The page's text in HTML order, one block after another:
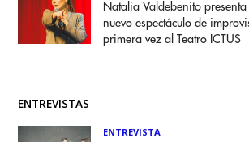
Natalia Valdebenito presenta
nuevo espectáculo de
primera vez al Teatro ICTUS
ENTREVISTAS
ENTREVISTA